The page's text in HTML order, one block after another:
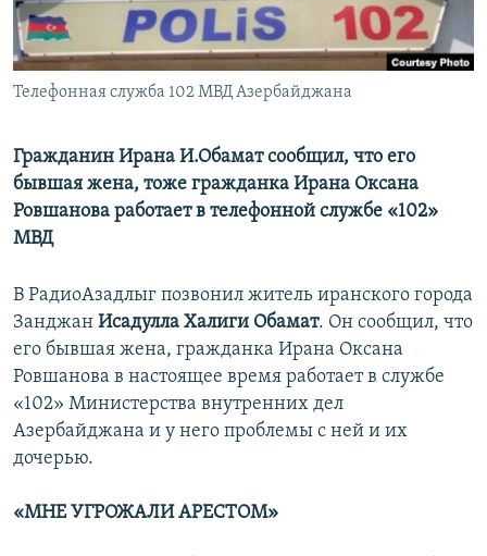
Телефонная служба 102 МВД Азербайджана
Гражданин Ирана И.Обамат сообщил, что его
бывшая жена, тоже гражданка Ирана Оксана
Ровшанова работает в телефонной службе «102»
МВД
В РадиоАзадлыг позвонил житель иранского города
Занджан Исадулла Халиги Обамат. Он сообщил, что
его бывшая жена, гражданка Ирана Оксана
Ровшанова в настоящее время работает в службе
«102» Министерства внутренних дел
Азербайджана и у него проблемы с ней и их
дочерью.
«МНЕ УГРОЖАЛИ АРЕСТОМ»